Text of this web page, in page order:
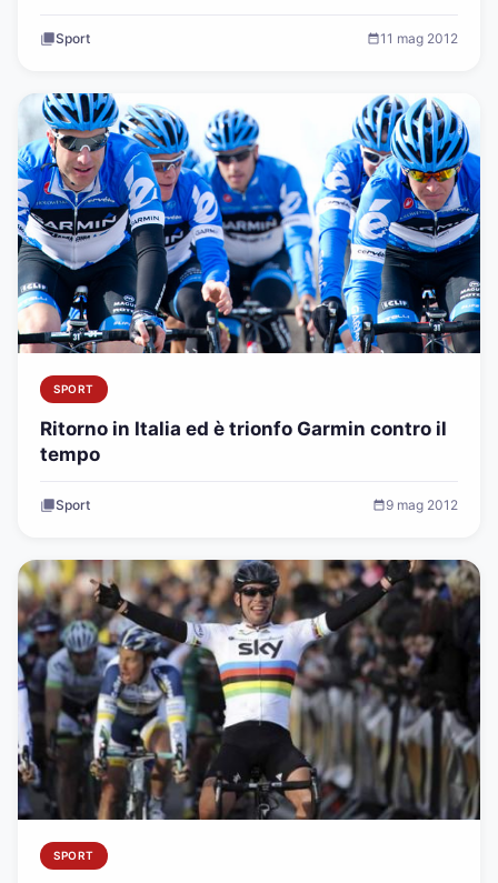
Sport 11 mag 2012
SPORT
Ritorno in Italia ed è trionfo Garmin contro il
tempo
Sport 9 mag 2012
SPORT